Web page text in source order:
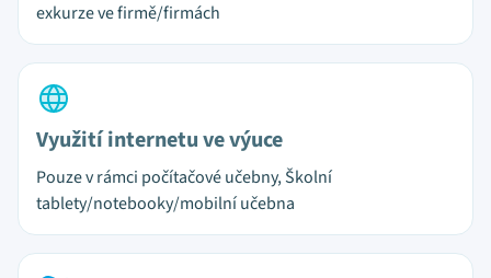
exkurze ve firmě/firmách
Využití internetu ve výuce
Pouze v rámci počítačové učebny, Školní
tablety/notebooky/mobilní učebna